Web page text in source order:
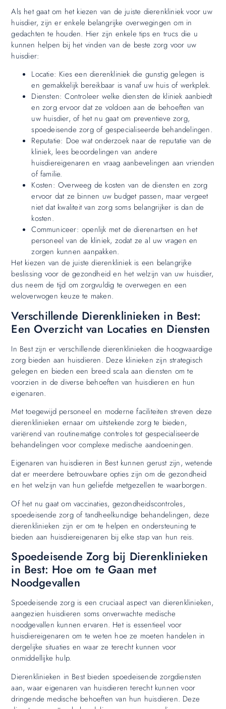
Als het gaat om het kiezen van de juiste dierenkliniek voor uw
huisdier, zijn er enkele belangrijke overwegingen om in
gedachten te houden. Hier zijn enkele tips en trucs die u
kunnen helpen bij het vinden van de beste zorg voor uw
huisdier:
Locatie: Kies een dierenkliniek die gunstig gelegen is
en gemakkelijk bereikbaar is vanaf uw huis of werkplek.
Diensten: Controleer welke diensten de kliniek aanbiedt
en zorg ervoor dat ze voldoen aan de behoeften van
uw huisdier, of het nu gaat om preventieve zorg,
spoedeisende zorg of gespecialiseerde behandelingen.
Reputatie: Doe wat onderzoek naar de reputatie van de
kliniek, lees beoordelingen van andere
huisdiereigenaren en vraag aanbevelingen aan vrienden
of familie.
Kosten: Overweeg de kosten van de diensten en zorg
ervoor dat ze binnen uw budget passen, maar vergeet
niet dat kwaliteit van zorg soms belangrijker is dan de
kosten.
Communiceer: openlijk met de dierenartsen en het
personeel van de kliniek, zodat ze al uw vragen en
zorgen kunnen aanpakken.
Het kiezen van de juiste dierenkliniek is een belangrijke
beslissing voor de gezondheid en het welzijn van uw huisdier,
dus neem de tijd om zorgvuldig te overwegen en een
weloverwogen keuze te maken.
Verschillende Dierenklinieken in Best:
Een Overzicht van Locaties en Diensten
In Best zijn er verschillende dierenklinieken die hoogwaardige
zorg bieden aan huisdieren. Deze klinieken zijn strategisch
gelegen en bieden een breed scala aan diensten om te
voorzien in de diverse behoeften van huisdieren en hun
eigenaren.
Met toegewijd personeel en moderne faciliteiten streven deze
dierenklinieken ernaar om uitstekende zorg te bieden,
variërend van routinematige controles tot gespecialiseerde
behandelingen voor complexe medische aandoeningen.
Eigenaren van huisdieren in Best kunnen gerust zijn, wetende
dat er meerdere betrouwbare opties zijn om de gezondheid
en het welzijn van hun geliefde metgezellen te waarborgen.
Of het nu gaat om vaccinaties, gezondheidscontroles,
spoedeisende zorg of tandheelkundige behandelingen, deze
dierenklinieken zijn er om te helpen en ondersteuning te
bieden aan huisdiereigenaren bij elke stap van hun reis.
Spoedeisende Zorg bij Dierenklinieken
in Best: Hoe om te Gaan met
Noodgevallen
Spoedeisende zorg is een cruciaal aspect van dierenklinieken,
aangezien huisdieren soms onverwachte medische
noodgevallen kunnen ervaren. Het is essentieel voor
huisdiereigenaren om te weten hoe ze moeten handelen in
dergelijke situaties en waar ze terecht kunnen voor
onmiddellijke hulp.
Dierenklinieken in Best bieden spoedeisende zorgdiensten
aan, waar eigenaren van huisdieren terecht kunnen voor
dringende medische behoeften van hun huisdieren. Deze